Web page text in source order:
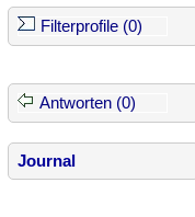
Filterprofile (0)
Antworten (0)
Journal